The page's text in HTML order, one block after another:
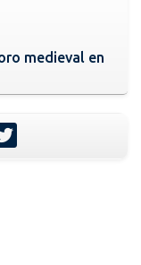
medieval en